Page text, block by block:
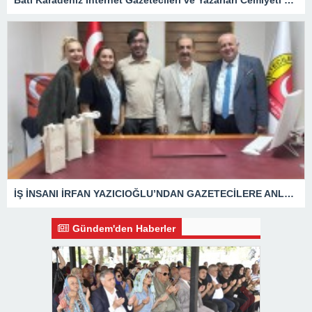
İŞ İNSANI İRFAN YAZICIOĞLU’NDAN GAZETECİLERE ANLAMLI ZİYARET
Gündem'den Haberler